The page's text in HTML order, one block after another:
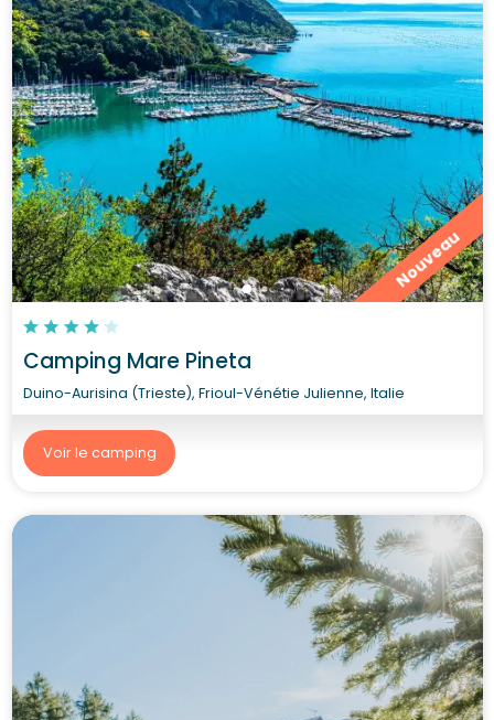
Nouveau
Camping Mare Pineta
Duino-Aurisina (Trieste), Frioul-Vénétie Julienne, Italie
Voir le camping